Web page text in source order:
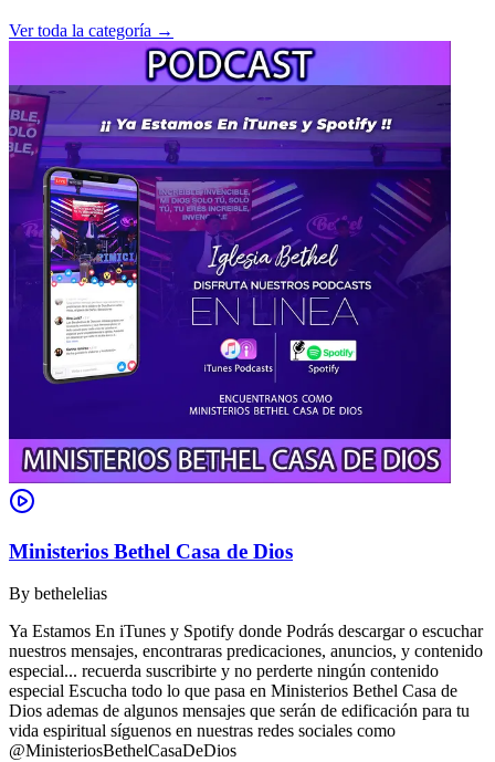
Ver toda la categoría →
Ministerios Bethel Casa de Dios
By bethelelias
Ya Estamos En iTunes y Spotify donde Podrás descargar o escuchar
nuestros mensajes, encontraras predicaciones, anuncios, y contenido
especial... recuerda suscribirte y no perderte ningún contenido
especial Escucha todo lo que pasa en Ministerios Bethel Casa de
Dios ademas de algunos mensajes que serán de edificación para tu
vida espiritual síguenos en nuestras redes sociales como
@MinisteriosBethelCasaDeDios